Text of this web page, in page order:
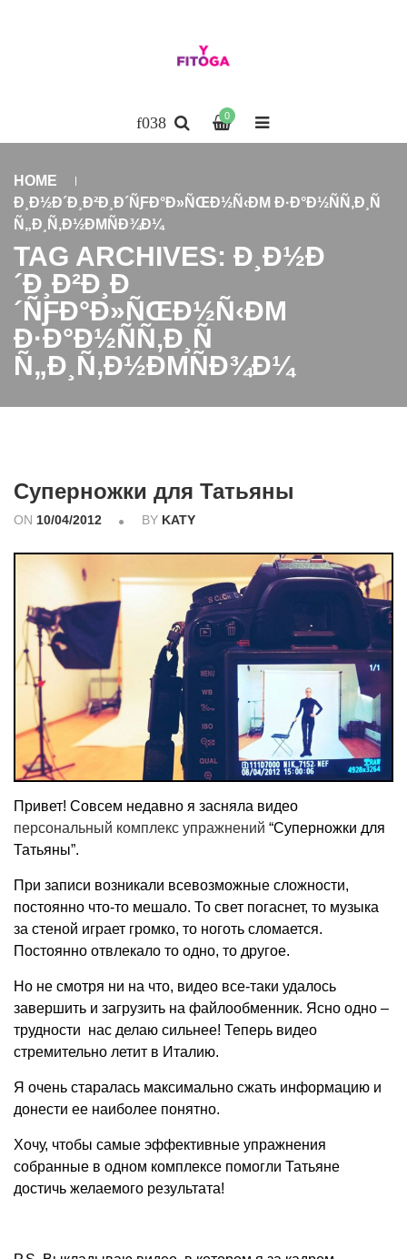
0
HOME
Ð¸Ð½Ð´Ð¸Ð²Ð¸Ð´ÑƑÐ°Ð»ÑŒÐ½Ñ‹ÐΜ Ð·Ð°Ð½ÑÑ‚Ð¸Ñ
Ñ„Ð¸Ñ‚Ð½ÐΜÑÐ¾Ð¼
TAG ARCHIVES: Ð¸Ð½Ð
´Ð¸Ð²Ð¸Ð
´ÑƑÐ°Ð»ÑŒÐ½Ñ‹ÐΜ
Ð·Ð°Ð½ÑÑ‚Ð¸Ñ
Ñ„Ð¸Ñ‚Ð½ÐΜÑÐ¾Ð¼
Суперножки для Татьяны
ON 10/04/2012 BY KATY
Привет! Совсем недавно я засняла видео
персональный комплекс упражнений “Суперножки для
Татьяны”.
При записи возникали всевозможные сложности,
постоянно что-то мешало. То свет погаснет, то музыка
за стеной играет громко, то ноготь сломается.
Постоянно отвлекало то одно, то другое.
Но не смотря ни на что, видео все-таки удалось
завершить и загрузить на файлообменник. Ясно одно –
трудности нас делаю сильнее! Теперь видео
стремительно летит в Италию.
Я очень старалась максимально сжать информацию и
донести ее наиболее понятно.
Хочу, чтобы самые эффективные упражнения
собранные в одном комплексе помогли Татьяне
достичь желаемого результата!